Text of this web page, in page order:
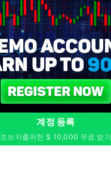
계정 등록
초보자를위한 $ 10,000 무료 받기